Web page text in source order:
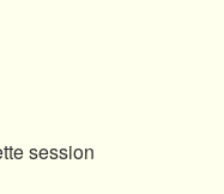
session